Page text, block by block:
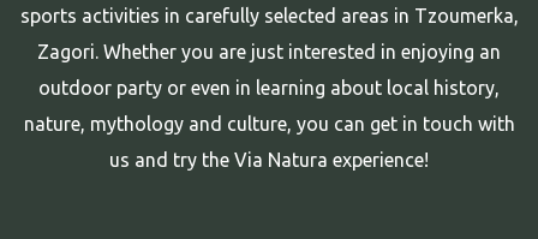
sports activities in carefully selected areas in Tzoumerka,
Zagori. Whether you are just interested in enjoying an
outdoor party or even in learning about local history,
nature, mythology and culture, you can get in touch with
us and try the Via Natura experience!